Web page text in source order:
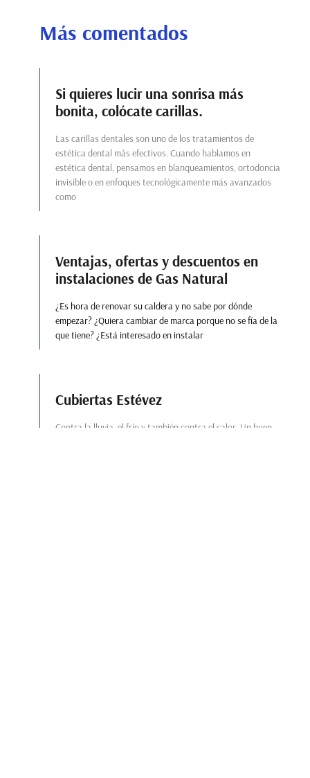
Más comentados
Si quieres lucir una sonrisa más
bonita, colócate carillas.
Las carillas dentales son uno de los tratamientos de
estética dental más efectivos. Cuando hablamos en
estética dental, pensamos en blanqueamientos, ortodoncia
invisible o en enfoques tecnológicamente más avanzados
como
Ventajas, ofertas y descuentos en
instalaciones de Gas Natural
¿Es hora de renovar su caldera y no sabe por dónde
empezar? ¿Quiera cambiar de marca porque no se fía de la
que tiene? ¿Está interesado en instalar
Cubiertas Estévez
Contra la lluvia, el frío y también contra el calor. Un buen